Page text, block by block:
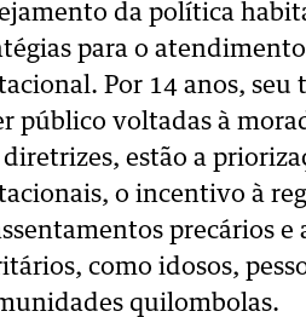
da política
para o
Por 14 anos, seu
público voltadas à
diretrizes, estão a
o incentivo à
precários
como idosos,
quilombolas.